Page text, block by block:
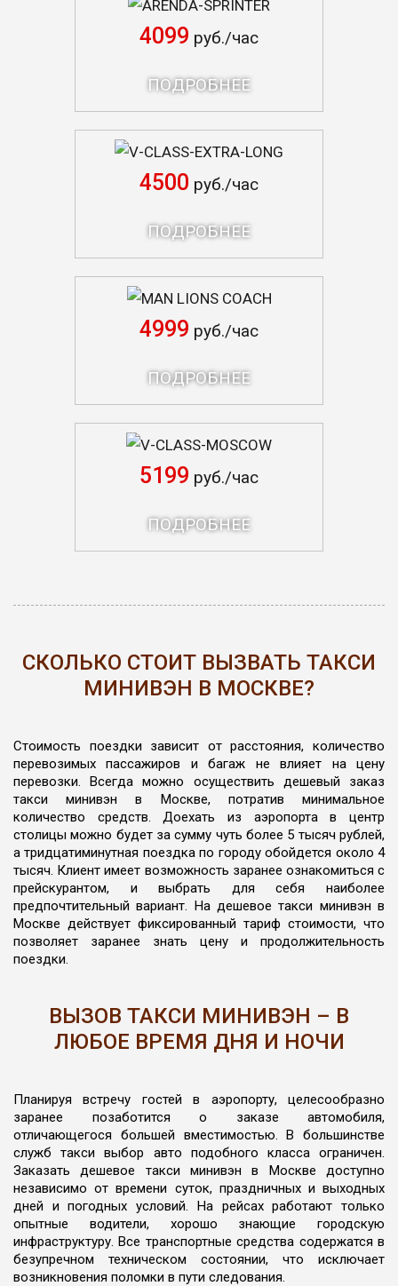
ARENDA-SPRINTER
4099 руб./час
ПОДРОБНЕЕ
V-CLASS-EXTRA-LONG
4500 руб./час
ПОДРОБНЕЕ
MAN LIONS COACH
4999 руб./час
ПОДРОБНЕЕ
V-CLASS-MOSCOW
5199 руб./час
ПОДРОБНЕЕ
СКОЛЬКО СТОИТ ВЫЗВАТЬ ТАКСИ
МИНИВЭН В МОСКВЕ?
Стоимость поездки зависит от расстояния, количество
перевозимых пассажиров и багаж не влияет на цену
перевозки. Всегда можно осуществить дешевый заказ
такси минивэн в Москве, потратив минимальное
количество средств. Доехать из аэропорта в центр
столицы можно будет за сумму чуть более 5 тысяч рублей,
а тридцатиминутная поездка по городу обойдется около 4
тысяч. Клиент имеет возможность заранее ознакомиться с
прейскурантом, и выбрать для себя наиболее
предпочтительный вариант. На дешевое такси минивэн в
Москве действует фиксированный тариф стоимости, что
позволяет заранее знать цену и продолжительность
поездки.
ВЫЗОВ ТАКСИ МИНИВЭН – В
ЛЮБОЕ ВРЕМЯ ДНЯ И НОЧИ
Планируя встречу гостей в аэропорту, целесообразно
заранее позаботится о заказе автомобиля,
отличающегося большей вместимостью. В большинстве
служб такси выбор авто подобного класса ограничен.
Заказать дешевое такси минивэн в Москве доступно
независимо от времени суток, праздничных и выходных
дней и погодных условий. На рейсах работают только
опытные водители, хорошо знающие городскую
инфраструктуру. Все транспортные средства содержатся в
безупречном техническом состоянии, что исключает
возникновения поломки в пути следования.